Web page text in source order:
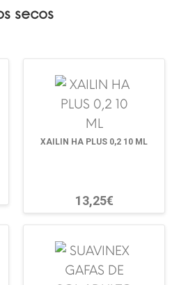
secos
XAILIN HA PLUS 0,2 10 ML
13,25€